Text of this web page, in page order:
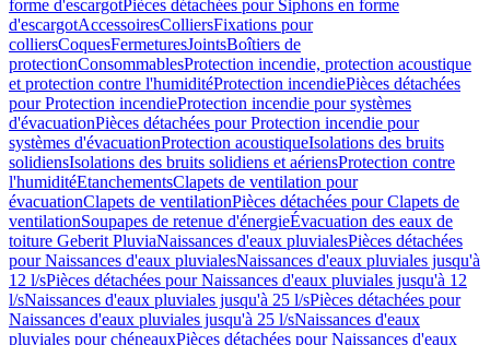
forme d'escargotPièces détachées pour Siphons en forme
d'escargotAccessoiresColliersFixations pour
colliersCoquesFermeturesJointsBoîtiers de
protectionConsommablesProtection incendie, protection acoustique
et protection contre l'humiditéProtection incendiePièces détachées
pour Protection incendieProtection incendie pour systèmes
d'évacuationPièces détachées pour Protection incendie pour
systèmes d'évacuationProtection acoustiqueIsolations des bruits
solidiensIsolations des bruits solidiens et aériensProtection contre
l'humiditéEtanchementsClapets de ventilation pour
évacuationClapets de ventilationPièces détachées pour Clapets de
ventilationSoupapes de retenue d'énergieÉvacuation des eaux de
toiture Geberit PluviaNaissances d'eaux pluvialesPièces détachées
pour Naissances d'eaux pluvialesNaissances d'eaux pluviales jusqu'à
12 l/sPièces détachées pour Naissances d'eaux pluviales jusqu'à 12
l/sNaissances d'eaux pluviales jusqu'à 25 l/sPièces détachées pour
Naissances d'eaux pluviales jusqu'à 25 l/sNaissances d'eaux
pluviales pour chéneauxPièces détachées pour Naissances d'eaux